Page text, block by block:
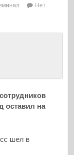
Нет
оставил на
шел в